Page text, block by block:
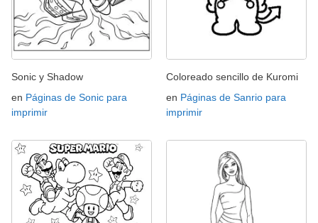
Sonic y Shadow
en Páginas de Sonic para
imprimir
Coloreado sencillo de Kuromi
en Páginas de Sanrio para
imprimir